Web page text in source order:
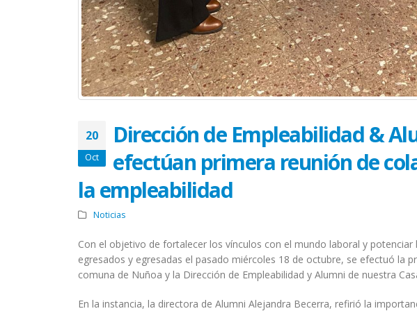
20
Oct
Dirección de Empleabilidad &
efectúan primera reunión de
la empleabilidad
Noticias
Con el objetivo de fortalecer los vínculos con el mundo laboral y
egresados y egresadas el pasado miércoles 18 de octubre, se efectuó la
comuna de Nuñoa y la Dirección de Empleabilidad y Alumni de nuestra
En la instancia, la directora de Alumni Alejandra Becerra, refirió la